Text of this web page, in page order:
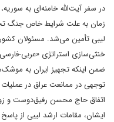
در سفر آیت‌الله خامنه‌ای به
زمان به علت شرایط خاص جنگ
لیبی تأمین می‌شد. مسئولان
خنثی‌سازی استراتژی «عربی‌-
ضمن اینکه تجهیز ایران به
توجهی در ممانعت عراق در
اتفاق حاج محسن رفیق‌دوست و
ایشان، مقامات ارشد لیبی از